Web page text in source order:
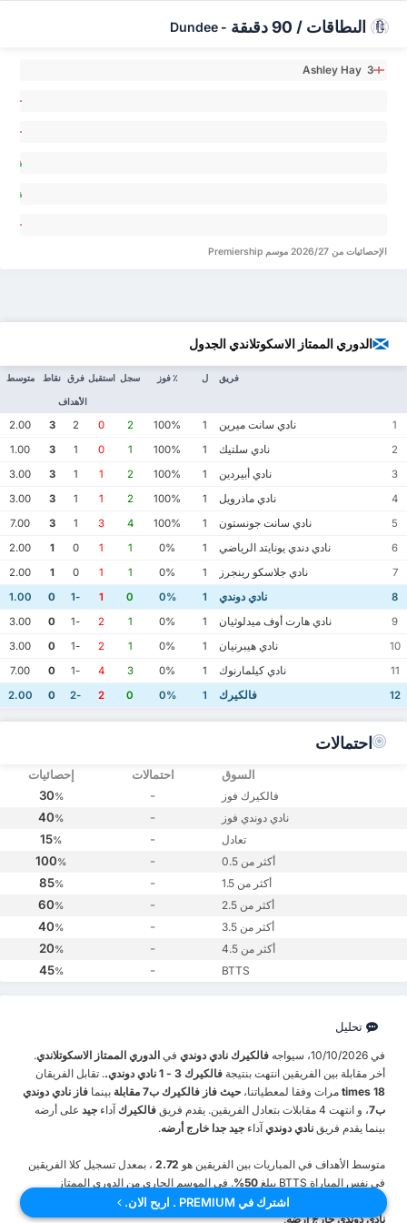
البطاقات / 90 دقيقة -
Dundee
Ashley Hay 3
الإحصائيات من 2026/27 موسم Premiership
الدوري الممتاز الاسكوتلاندي الجدول
فريق ل ٪ فوز سجل استقبل فرق
الأهداف
نقاط متوسط
1 نادي سانت ميرين 1
100%
2
0
2
3
2.00
2
نادي سلتيك 1
100%
1
0
1
3
1.00
3
نادي أبيردين 1
100%
2
1
1
3
3.00
4
نادي ماذرويل 1
100%
2
1
1
3
3.00
5
نادي سانت جونستون 1
100%
4
3
1
3
7.00
6
نادي دندي يونايتد الرياضي 1
0%
1
1
0
1
2.00
7
نادي جلاسكو رينجرز 1
0%
1
1
0
1
2.00
8
نادي دوندي 1
0%
0
1
-1
0
1.00
9
نادي هارت أوف ميدلوثيان 1
0%
1
2
-1
0
3.00
10
نادي هيبرنيان 1
0%
1
2
-1
0
3.00
11
نادي كيلمارنوك 1
0%
3
4
-1
0
7.00
12
فالكيرك 1
0%
0
2
-2
0
2.00
احتمالات
السوق احتمالات إحصائيات
فالكيرك فوز -
30%
نادي دوندي فوز -
40%
تعادل -
15%
أكثر من 0.5 -
100%
أكثر من 1.5 -
85%
أكثر من 2.5 -
60%
أكثر من 3.5 -
40%
أكثر من 4.5 -
20%
BTTS
-
45%
تحليل
في 10/10/2026، سيواجه فالكيرك نادي دوندي في الدوري الممتاز الاسكوتلاندي.
أخر مقابلة بين الفريقين انتهت بنتيجة فالكيرك 3 - 1 نادي دوندي.
. تقابل الفريقان
18 times
مرات وفقا لمعطياتنا، حيث فاز فالكيرك ب7 مقابلة بينما فاز نادي دوندي
ب7 ، و انتهت 4 مقابلات بتعادل الفريقين. يقدم فريق فالكيرك آداء جيد على أرضه
بينما يقدم فريق نادي دوندي آداء جيد جدا خارج أرضه.
متوسط الأهداف في المباريات بين الفريقين هو 2.72 ، بمعدل تسجيل كلا الفريقين
في نفس المباراة BTTS يبلغ
50%
. في الموسم الجاري من الدوري الممتاز
فالكيركله متوسط 1 نقاط لكل مباراة على أرضه
نادي دوندي خارج أرضه.
اشترك في PREMIUM . اربح الان.